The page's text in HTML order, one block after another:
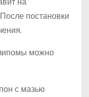
постановки
можно
с мазью